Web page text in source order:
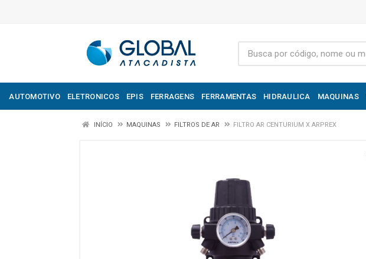
AUTOMOTIVO ELETRONICOS EPIS FERRAGENS FERRAMENTAS HIDRAULICA MAQUINAS
INÍCIO MAQUINAS FILTROS DE AR FILTRO AR CENTURIUM X ARPREX